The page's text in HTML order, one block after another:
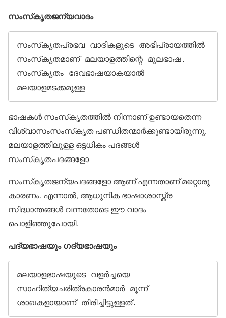
സംസ്‌കൃതജന്യവാദം
സംസ്‌കൃതപ്രഭവ വാദികളുടെ അഭിപ്രായത്തില്‍
സംസ്‌കൃതമാണ് മലയാളത്തിന്റെ മൂലഭാഷ.
സംസ്‌കൃതം ദേവഭാഷയാകയാല്‍
മലയാളമടക്കമുള്ള
ഭാഷകള്‍ സംസ്‌കൃതത്തില്‍ നിന്നാണ് ഉണ്ടായതെന്ന
വിശ്വാസംസംസ്‌കൃത പണ്ഡിതന്മാര്‍ക്കുണ്ടായിരുന്നു.
മലയാളത്തിലുള്ള ഒട്ടധികം പദങ്ങള്‍
സംസ്‌കൃതപദങ്ങളോ
സംസ്‌കൃതജന്യപദങ്ങളോ ആണ് എന്നതാണ് മറ്റൊരു
കാരണം. എന്നാല്‍, ആധുനിക ഭാഷാശാസ്ത്ര
സിദ്ധാന്തങ്ങള്‍ വന്നതോടെ ഈ വാദം
പൊളിഞ്ഞുപോയി.
പദ്യഭാഷയും ഗദ്യഭാഷയും
മലയാളഭാഷയുടെ വളര്‍ച്ചയെ
സാഹിത്യചരിത്രകാരന്‍മാര്‍ മൂന്ന്
ശാഖകളായാണ് തിരിച്ചിട്ടുള്ളത്.